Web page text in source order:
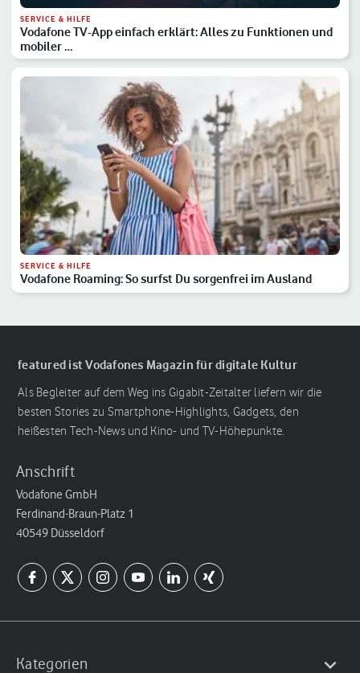
SERVICE & HILFE
Vodafone TV-App einfach erklärt: Alles zu Funktionen und
mobiler …
SERVICE & HILFE
Vodafone Roaming: So surfst Du sorgenfrei im Ausland
featured ist Vodafones Magazin für digitale Kultur
Als Begleiter auf dem Weg ins Gigabit-Zeitalter liefern wir die
besten Stories zu Smartphone-Highlights, Gadgets, den
heißesten Tech-News und Kino- und TV-Höhepunkte.
Anschrift
Vodafone GmbH
Ferdinand-Braun-Platz 1
40549 Düsseldorf
Kategorien